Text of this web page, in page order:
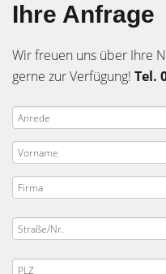
Ihre Anfrage
Wir freuen uns über Ihre
gerne zur Verfügung! Tel.